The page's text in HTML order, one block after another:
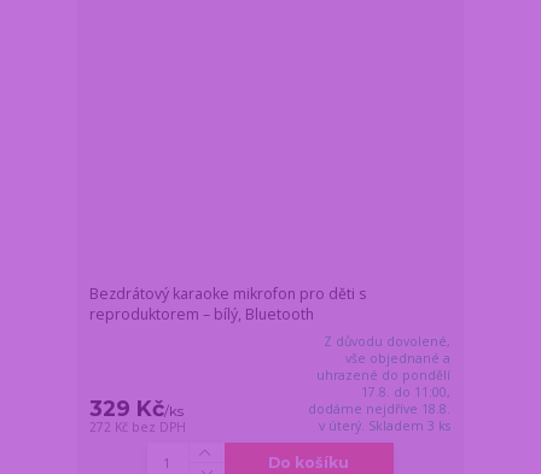
Bezdrátový karaoke mikrofon pro děti s
reproduktorem – bílý, Bluetooth
329 Kč/ks
272 Kč bez DPH
Z důvodu dovolené,
vše objednané a
uhrazené do pondělí
17.8. do 11:00,
dodáme nejdříve 18.8.
v úterý. Skladem 3 ks
Do košíku